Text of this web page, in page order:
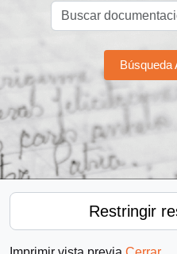
Búsqueda
Restringir